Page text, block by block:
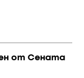
от Сената